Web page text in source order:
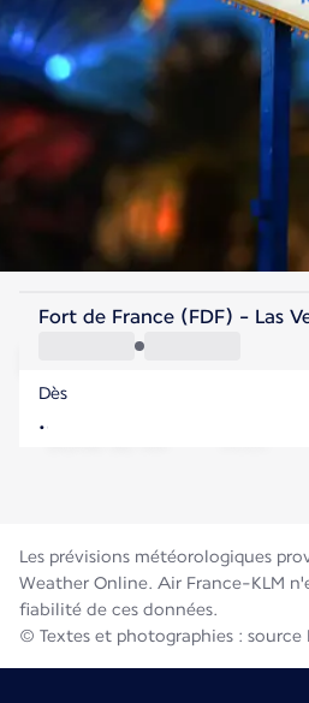
Etats-Unis
Las Vegas
Etats-Unis
Fort de France (FDF) - Las
Dès
Les prévisions météorologiques
Weather Online. Air France-KLM
fiabilité de ces données.
© Textes et photographies : source